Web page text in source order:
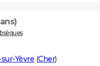
Yèvre (Cher)